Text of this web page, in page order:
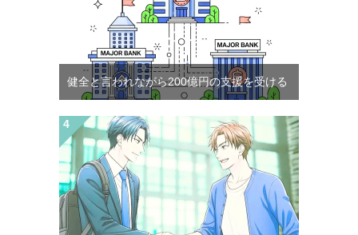
健全と言われながら200億円の支援を受ける